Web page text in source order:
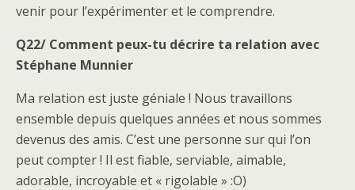
venir pour l’expérimenter et le comprendre.
Q22/ Comment peux-tu décrire ta relation avec
Stéphane Munnier
Ma relation est juste géniale ! Nous travaillons
ensemble depuis quelques années et nous sommes
devenus des amis. C’est une personne sur qui l’on
peut compter ! Il est fiable, serviable, aimable,
adorable, incroyable et « rigolable » :O)